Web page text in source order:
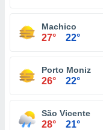
Machico
27° 22°
Porto Moniz
26° 22°
São Vicente
28° 21°